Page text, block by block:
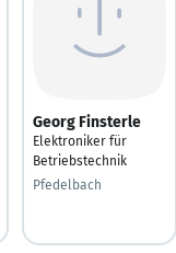
Georg Finsterle
Elektroniker für
Betriebstechnik
Pfedelbach